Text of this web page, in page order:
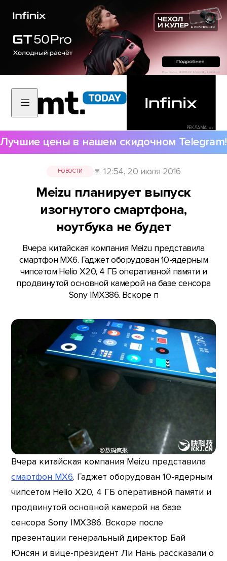
РЕКЛАМА •••
Лучшие цены в нашем скидочном Telegram!
НОВОСТИ 12:54, 20 июля 2016
Meizu планирует выпуск
изогнутого смартфона,
ноутбука не будет
Вчера китайская компания Meizu представила
смартфон MX6. Гаджет оборудован 10-ядерным
чипсетом Helio X20, 4 ГБ оперативной памяти и
продвинутой основной камерой на базе сенсора
Sony IMX386. Вскоре п
Вчера китайская компания Meizu представила
смартфон MX6. Гаджет оборудован 10-ядерным
чипсетом Helio X20, 4 ГБ оперативной памяти и
продвинутой основной камерой на базе
сенсора Sony IMX386. Вскоре после
презентации генеральный директор Бай
Юнсян и вице-президент Ли Нань рассказали о